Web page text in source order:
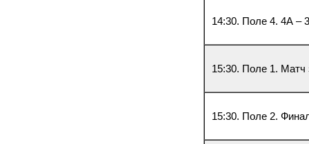
14:30. Поле 4. 4А –
15:30. Поле 1. Матч
15:30. Поле 2.